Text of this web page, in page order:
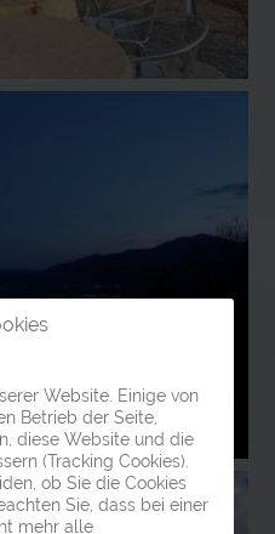
Website. Einige von
Betrieb der Seite,
diese Website und die
(Tracking Cookies).
ob Sie die Cookies
Sie, dass bei einer
mehr alle